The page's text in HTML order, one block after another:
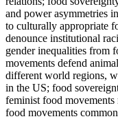
and power asymmetries
to culturally appropriate
denounce institutional
gender inequalities from
movements defend
different world regions,
in the US; food
feminist food
food movements